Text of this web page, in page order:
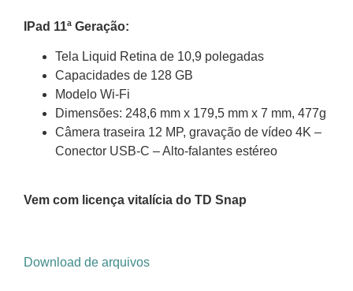
IPad 11ª Geração:
Tela Liquid Retina de 10,9 polegadas
Capacidades de 128 GB
Modelo Wi-Fi
Dimensões: 248,6 mm x 179,5 mm x 7 mm, 477g
Câmera traseira 12 MP, gravação de vídeo 4K –
Conector USB-C – Alto-falantes estéreo
Vem com licença vitalícia do TD Snap
Download de arquivos